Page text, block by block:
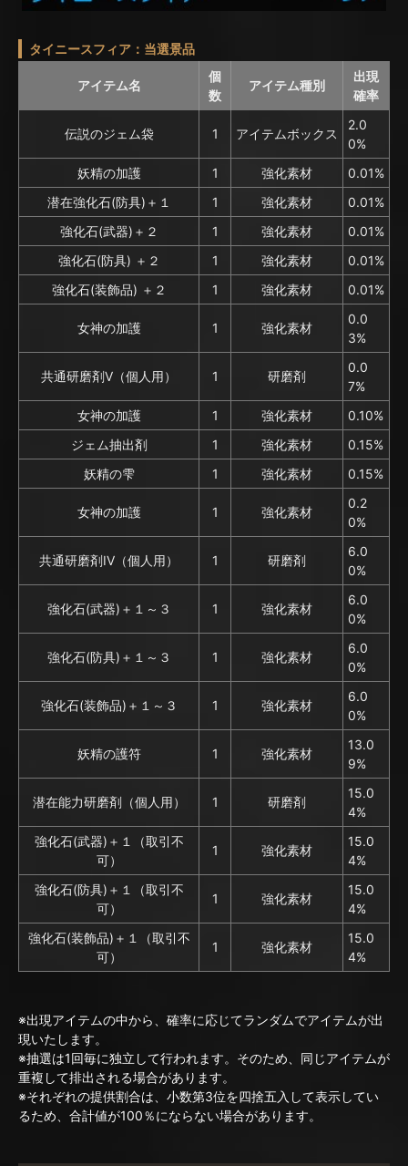
タイニースフィア：当選景品
アイテム名
個
数
アイテム種別
出現
確率
伝説のジェム袋 1 アイテムボックス
2.0
0%
妖精の加護
1 強化素材
0.01%
潜在強化石(防具)＋１
1 強化素材
0.01%
強化石(武器)＋２
1 強化素材
0.01%
強化石(防具) ＋２
1 強化素材
0.01%
強化石(装飾品) ＋２
1 強化素材 0.01%
女神の加護 1 強化素材
0.0
3%
共通研磨剤V（個人用） 1 研磨剤
0.0
7%
女神の加護
1 強化素材
0.10%
ジェム抽出剤
1 強化素材
0.15%
妖精の雫
1 強化素材 0.15%
女神の加護 1 強化素材
0.2
0%
共通研磨剤IV（個人用） 1 研磨剤
6.0
0%
強化石(武器)＋１～３ 1 強化素材
6.0
0%
強化石(防具)＋１～３ 1 強化素材
6.0
0%
強化石(装飾品)＋１～３ 1 強化素材
6.0
0%
妖精の護符 1 強化素材
13.0
9%
潜在能力研磨剤（個人用） 1 研磨剤
15.0
4%
強化石(武器)＋１（取引不
可）
1 強化素材
15.0
4%
強化石(防具)＋１（取引不
可）
1 強化素材
15.0
4%
強化石(装飾品)＋１（取引不
可）
1 強化素材
15.0
4%
※出現アイテムの中から、確率に応じてランダムでアイテムが出
現いたします。
※抽選は1回毎に独立して行われます。そのため、同じアイテムが
重複して排出される場合があります。
※それぞれの提供割合は、小数第3位を四捨五入して表示してい
るため、合計値が100％にならない場合があります。